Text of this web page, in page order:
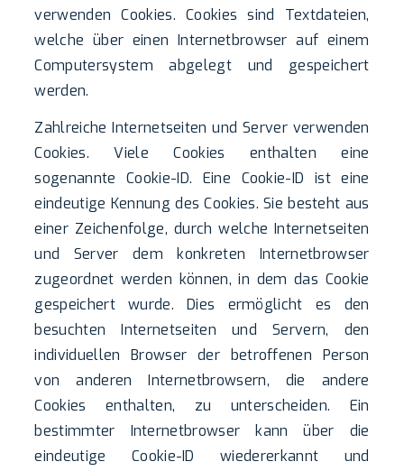
verwenden Cookies. Cookies sind Textdateien,
welche über einen Internetbrowser auf einem
Computersystem abgelegt und gespeichert
werden.
Zahlreiche Internetseiten und Server verwenden
Cookies. Viele Cookies enthalten eine
sogenannte Cookie-ID. Eine Cookie-ID ist eine
eindeutige Kennung des Cookies. Sie besteht aus
einer Zeichenfolge, durch welche Internetseiten
und Server dem konkreten Internetbrowser
zugeordnet werden können, in dem das Cookie
gespeichert wurde. Dies ermöglicht es den
besuchten Internetseiten und Servern, den
individuellen Browser der betroffenen Person
von anderen Internetbrowsern, die andere
Cookies enthalten, zu unterscheiden. Ein
bestimmter Internetbrowser kann über die
eindeutige Cookie-ID wiedererkannt und